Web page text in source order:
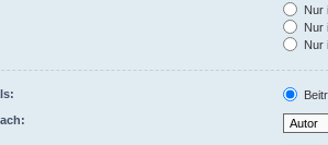
Nur
Nur
Nur